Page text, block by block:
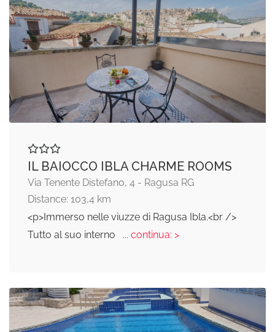
IL BAIOCCO IBLA CHARME ROOMS
Via Tenente Distefano, 4 - Ragusa RG
Distance: 103,4 km
<p>Immerso nelle viuzze di Ragusa Ibla.<br />
Tutto al suo interno
... continua: >